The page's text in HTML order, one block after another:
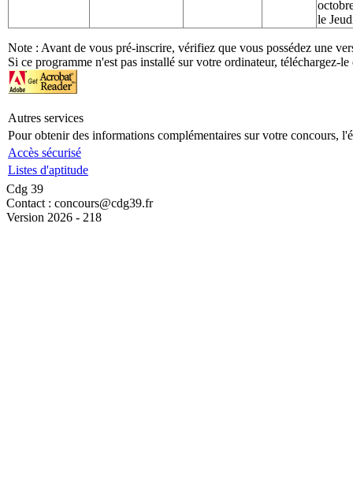
le
Note : Avant de vous pré-inscrire, vérifiez que vous possédez une
Si ce programme n'est pas installé sur votre ordinateur, téléchargez-
Autres services
Pour obtenir des informations complémentaires sur votre concours,
Accès sécurisé
Listes d'aptitude
Cdg 39
Contact : concours@cdg39.fr
Version 2026 - 218